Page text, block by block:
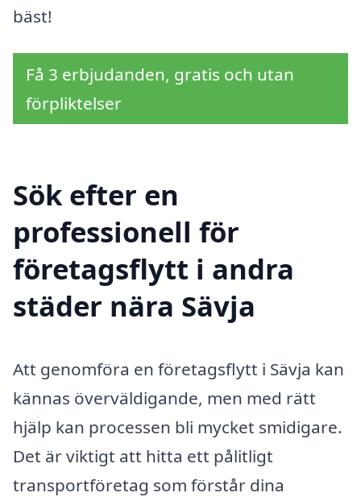
bäst!
Få 3 erbjudanden, gratis och utan
förpliktelser
Sök efter en
professionell för
företagsflytt i andra
städer nära Sävja
Att genomföra en företagsflytt i Sävja kan
kännas överväldigande, men med rätt
hjälp kan processen bli mycket smidigare.
Det är viktigt att hitta ett pålitligt
transportföretag som förstår dina